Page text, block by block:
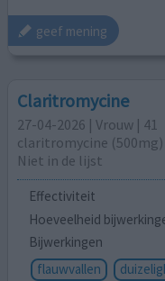
geef mening
Claritromycine
27-04-2026 | Vrouw | 41
claritromycine (500mg)
Niet in de lijst
Effectiviteit
Hoeveelheid
Bijwerkingen
flauwvallen